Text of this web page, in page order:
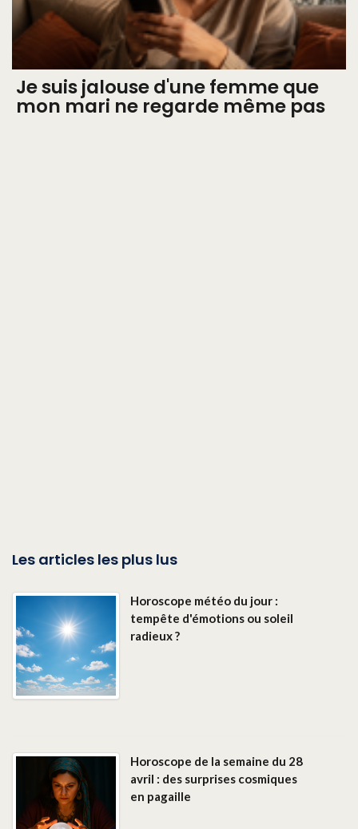
Je suis jalouse d'une femme que
mon mari ne regarde même pas
Les articles les plus lus
Horoscope météo du jour :
tempête d'émotions ou soleil
radieux ?
Horoscope de la semaine du 28
avril : des surprises cosmiques
en pagaille